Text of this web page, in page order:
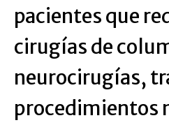
pacientes que
cirugías de
neurocirugías,
procedimientos